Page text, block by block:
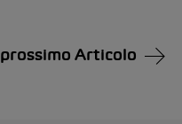
prossimo Articolo